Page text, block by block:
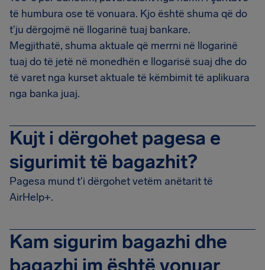
të humbura ose të vonuara. Kjo është shuma që do
t'ju dërgojmë në llogarinë tuaj bankare.
Megjithatë, shuma aktuale që merrni në llogarinë
tuaj do të jetë në monedhën e llogarisë suaj dhe do
të varet nga kurset aktuale të këmbimit të aplikuara
nga banka juaj.
Kujt i dërgohet pagesa e
sigurimit të bagazhit?
Pagesa mund t'i dërgohet vetëm anëtarit të
AirHelp+.
Kam sigurim bagazhi dhe
bagazhi im është vonuar